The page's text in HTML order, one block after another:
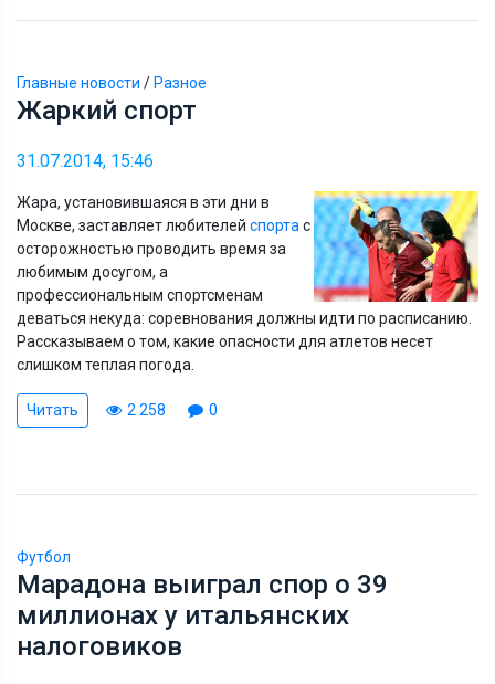
Главные новости / Разное
Жаркий спорт
31.07.2014, 15:46
Жара, установившаяся в эти дни в
Москве, заставляет любителей спорта с
осторожностью проводить время за
любимым досугом, а
профессиональным спортсменам
деваться некуда: соревнования должны идти по расписанию.
Рассказываем о том, какие опасности для атлетов несет
слишком теплая погода.
Читать 2 258 0
Футбол
Марадона выиграл спор о 39
миллионах у итальянских
налоговиков